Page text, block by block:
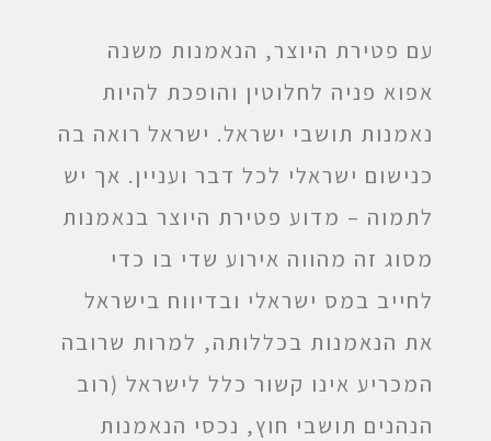
עם פטירת היוצר, הנאמנות משנה
אפוא פניה לחלוטין והופכת להיות
נאמנות תושבי ישראל. ישראל רואה בה
כנישום ישראלי לכל דבר ועניין. אך יש
לתמוה – מדוע פטירת היוצר בנאמנות
מסוג זה מהווה אירוע שדי בו כדי
לחייב במס ישראלי ובדיווח בישראל
את הנאמנות בכללותה, למרות שרובה
המכריע אינו קשור כלל לישראל (רוב
הנהנים תושבי חוץ, נכסי הנאמנות